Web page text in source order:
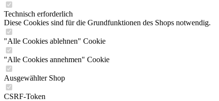
Technisch erforderlich
Diese Cookies sind für die Grundfunktionen des Shops notwendig.
"Alle Cookies ablehnen" Cookie
"Alle Cookies annehmen" Cookie
Ausgewählter Shop
CSRF-Token